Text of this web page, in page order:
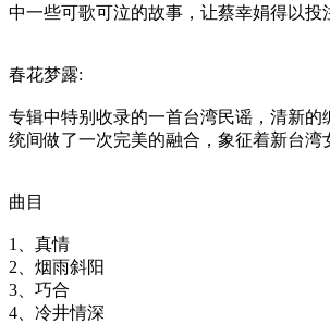
中一些可歌可泣的故事，让蔡幸娟得以
春花梦露:
专辑中特别收录的一首台湾民谣，清新
统间做了一次完美的融合，象征着新台
曲目
1、真情
2、烟雨斜阳
3、巧合
4、冷井情深